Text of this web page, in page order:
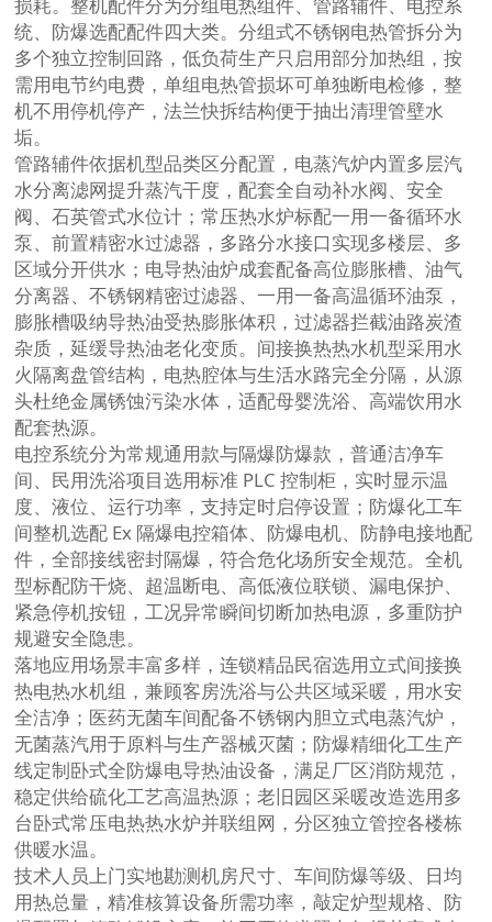
损耗。整机配件分为分组电热组件、管路辅件、电控系
统、防爆选配配件四大类。分组式不锈钢电热管拆分为
多个独立控制回路，低负荷生产只启用部分加热组，按
需用电节约电费，单组电热管损坏可单独断电检修，整
机不用停机停产，法兰快拆结构便于抽出清理管壁水
垢。
管路辅件依据机型品类区分配置，电蒸汽炉内置多层汽
水分离滤网提升蒸汽干度，配套全自动补水阀、安全
阀、石英管式水位计；常压热水炉标配一用一备循环水
泵、前置精密水过滤器，多路分水接口实现多楼层、多
区域分开供水；电导热油炉成套配备高位膨胀槽、油气
分离器、不锈钢精密过滤器、一用一备高温循环油泵，
膨胀槽吸纳导热油受热膨胀体积，过滤器拦截油路炭渣
杂质，延缓导热油老化变质。间接换热热水机型采用水
火隔离盘管结构，电热腔体与生活水路完全分隔，从源
头杜绝金属锈蚀污染水体，适配母婴洗浴、高端饮用水
配套热源。
电控系统分为常规通用款与隔爆防爆款，普通洁净车
间、民用洗浴项目选用标准 PLC 控制柜，实时显示温
度、液位、运行功率，支持定时启停设置；防爆化工车
间整机选配 Ex 隔爆电控箱体、防爆电机、防静电接地配
件，全部接线密封隔爆，符合危化场所安全规范。全机
型标配防干烧、超温断电、高低液位联锁、漏电保护、
紧急停机按钮，工况异常瞬间切断加热电源，多重防护
规避安全隐患。
落地应用场景丰富多样，连锁精品民宿选用立式间接换
热电热水机组，兼顾客房洗浴与公共区域采暖，用水安
全洁净；医药无菌车间配备不锈钢内胆立式电蒸汽炉，
无菌蒸汽用于原料与生产器械灭菌；防爆精细化工生产
线定制卧式全防爆电导热油设备，满足厂区消防规范，
稳定供给硫化工艺高温热源；老旧园区采暖改造选用多
台卧式常压电热热水炉并联组网，分区独立管控各楼栋
供暖水温。
技术人员上门实地勘测机房尺寸、车间防爆等级、日均
用热总量，精准核算设备所需功率，敲定炉型规格、防